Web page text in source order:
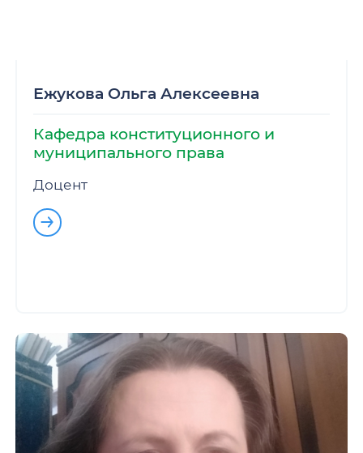
Ежукова Ольга Алексеевна
Кафедра конституционного и
муниципального права
Доцент